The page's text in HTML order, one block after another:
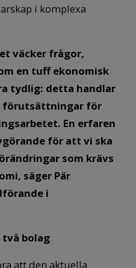
i komplexa
väcker frågor,
en tuff ekonomisk
tydlig: detta handlar
förutsättningar för
En erfaren
för att vi ska
som krävs
säger Pär
i
bolag
att den aktuella